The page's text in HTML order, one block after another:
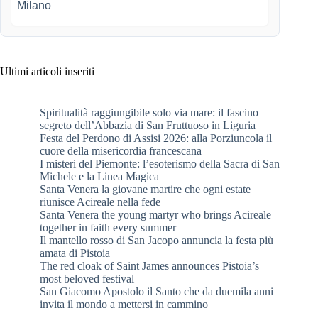
Ultimi articoli inseriti
Spiritualità raggiungibile solo via mare: il fascino
segreto dell’Abbazia di San Fruttuoso in Liguria
Festa del Perdono di Assisi 2026: alla Porziuncola il
cuore della misericordia francescana
I misteri del Piemonte: l’esoterismo della Sacra di San
Michele e la Linea Magica
Santa Venera la giovane martire che ogni estate
riunisce Acireale nella fede
Santa Venera the young martyr who brings Acireale
together in faith every summer
Il mantello rosso di San Jacopo annuncia la festa più
amata di Pistoia
The red cloak of Saint James announces Pistoia’s
most beloved festival
San Giacomo Apostolo il Santo che da duemila anni
invita il mondo a mettersi in cammino